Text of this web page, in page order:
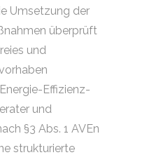
Umsetzung der
überprüft
und
Effizienz-
und
§3 Abs. 1 AVEn
strukturierte